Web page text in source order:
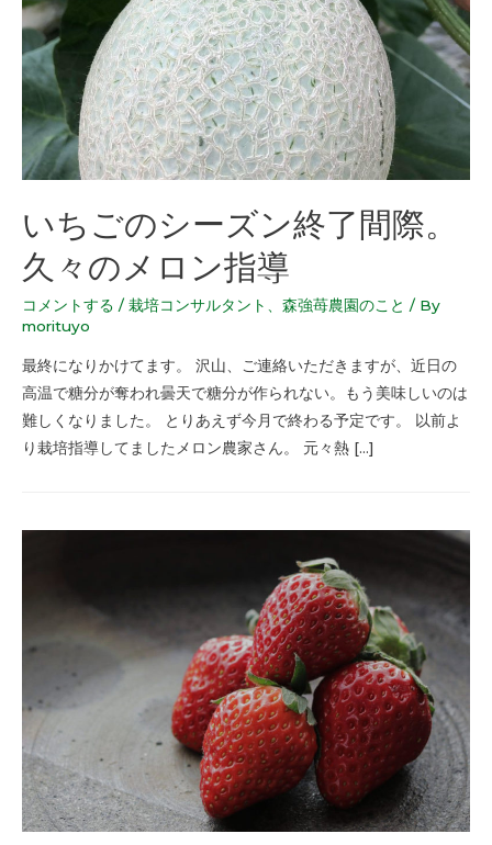
いちごのシーズン終了間際。
久々のメロン指導
コメントする / 栽培コンサルタント 森強苺農園のこと / By
morituyo
最終になりかけてます。 沢山、ご連絡いただきますが、近日の
高温で糖分が奪われ曇天で糖分が作られない。もう美味しいのは
難しくなりました。 とりあえず今月で終わる予定です。 以前よ
り栽培指導してましたメロン農家さん。 元々熱 […]